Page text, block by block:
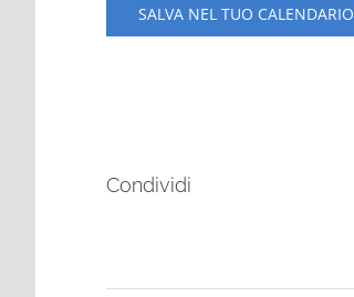
SALVA NEL TUO CALENDARIO
Condividi